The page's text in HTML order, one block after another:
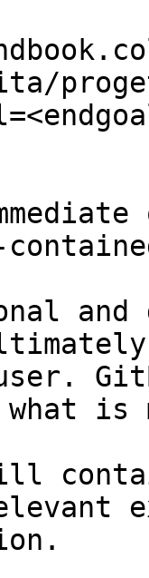
and
what